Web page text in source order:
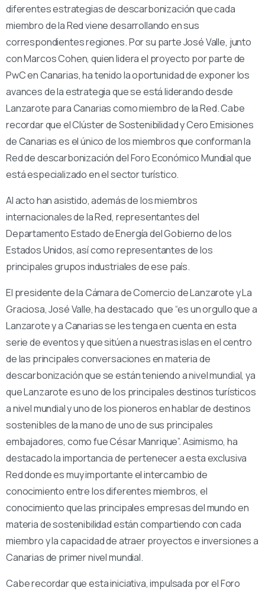
diferentes estrategias de descarbonización que cada
miembro de la Red viene desarrollando en sus
correspondientes regiones. Por su parte José Valle, junto
con Marcos Cohen, quien lidera el proyecto por parte de
PwC en Canarias, ha tenido la oportunidad de exponer los
avances de la estrategia que se está liderando desde
Lanzarote para Canarias como miembro de la Red. Cabe
recordar que el Clúster de Sostenibilidad y Cero Emisiones
de Canarias es el único de los miembros que conforman la
Red de descarbonización del Foro Económico Mundial que
está especializado en el sector turístico.
Al acto han asistido, además de los miembros
internacionales de la Red, representantes del
Departamento Estado de Energía del Gobierno de los
Estados Unidos, así como representantes de los
principales grupos industriales de ese país.
El presidente de la Cámara de Comercio de Lanzarote y La
Graciosa, José Valle, ha destacado que “es un orgullo que a
Lanzarote y a Canarias se les tenga en cuenta en esta
serie de eventos y que sitúen a nuestras islas en el centro
de las principales conversaciones en materia de
descarbonización que se están teniendo a nivel mundial, ya
que Lanzarote es uno de los principales destinos turísticos
a nivel mundial y uno de los pioneros en hablar de destinos
sostenibles de la mano de uno de sus principales
embajadores, como fue César Manrique”. Asimismo, ha
destacado la importancia de pertenecer a esta exclusiva
Red donde es muy importante el intercambio de
conocimiento entre los diferentes miembros, el
conocimiento que las principales empresas del mundo en
materia de sostenibilidad están compartiendo con cada
miembro y la capacidad de atraer proyectos e inversiones a
Canarias de primer nivel mundial.
Cabe recordar que esta iniciativa, impulsada por el Foro